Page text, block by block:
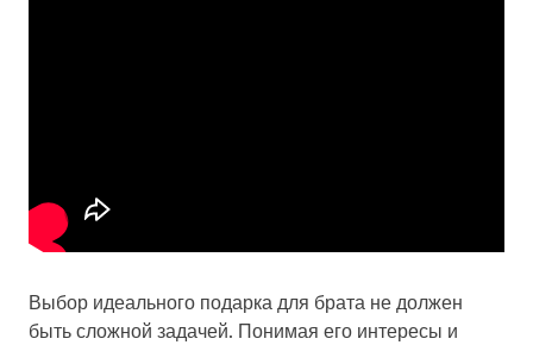
Выбор идеального подарка для брата не должен
быть сложной задачей. Понимая его интересы и